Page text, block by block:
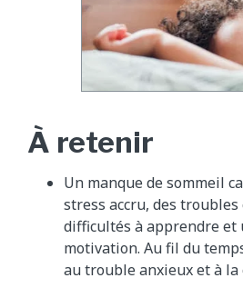
À retenir
Un manque de sommeil
stress accru, des troubles
difficultés à apprendre et
motivation. Au fil du
au trouble anxieux et à la